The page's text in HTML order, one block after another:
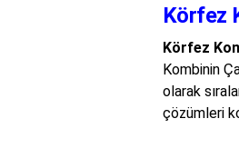
Körfez
Körfez
Kombinin
olarak
çözümleri